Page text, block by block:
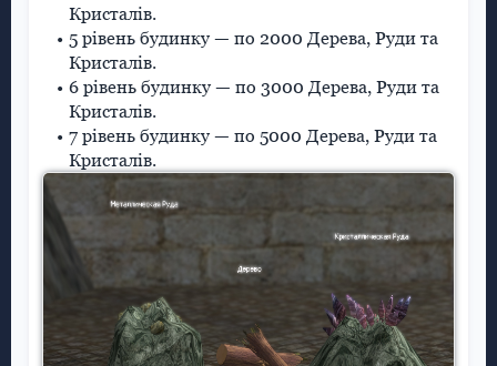
Кристалів.
5 рівень будинку — по 2000 Дерева, Руди та
Кристалів.
6 рівень будинку — по 3000 Дерева, Руди та
Кристалів.
7 рівень будинку — по 5000 Дерева, Руди та
Кристалів.